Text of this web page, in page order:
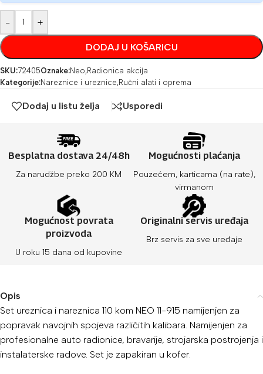
- +
DODAJ U KOŠARICU
SKU:72405Oznake:Neo,Radionica akcija
Kategorije:Nareznice i ureznice,Ručni alati i oprema
Dodaj u listu želja Usporedi
Besplatna dostava 24/48h
Za narudžbe preko 200 KM
Mogućnosti plaćanja
Pouzećem, karticama (na rate),
virmanom
Mogućnost povrata
proizvoda
U roku 15 dana od kupovine
Originalni servis uređaja
Brz servis za sve uređaje
Opis
Set ureznica i nareznica 110 kom NEO 11-915 namijenjen za
popravak navojnih spojeva različitih kalibara. Namijenjen za
profesionalne auto radionice, bravarije, strojarska postrojenja i
instalaterske radove. Set je zapakiran u kofer.